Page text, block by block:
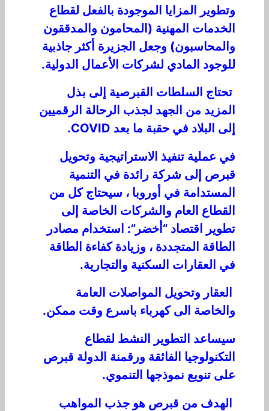
وتطوير المزايا الموجودة بالفعل لقطاع
الخدمات المهنية (المحامون والمدققون
والمحاسبون) وجعل الجزيرة أكثر جاذبية
للوجود المادي لشركات الأعمال الدولية.
تحتاج السلطات القبرصية إلى بذل
المزيد من الجهد لجذب الرحالة الرقميين
إلى البلاد في حقبة ما بعد COVID.
في عملية تنفيذ الاستراتيجية وتحويل
قبرص إلى شركة رائدة في التنمية
المستدامة في أوروبا ، سيحتاج كل من
القطاع العام والشركات الخاصة إلى
تطوير اقتصاد “أخضر”: استخدام مصادر
الطاقة المتجددة ، وزيادة كفاءة الطاقة
في العقارات السكنية والتجارية.
العقار وتحويل المواصلات العامة
والخاصة الى كهرباء باسرع وقت ممكن.
سيساعد التطوير النشط لقطاع
التكنولوجيا الفائقة ورقمنة الدولة قبرص
على تنويع نموذجها التنموي.
الهدف من قبرص هو جذب المواهب